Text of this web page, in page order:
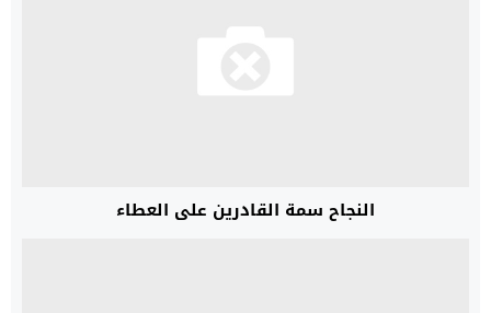
النجاح سمة القادرين على العطاء